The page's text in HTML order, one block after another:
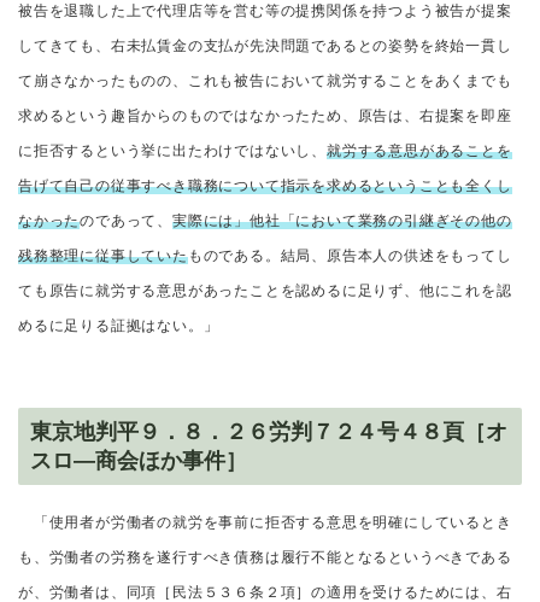
被告を退職した上で代理店等を営む等の提携関係を持つよう被告が提案
してきても、右未払賃金の支払が先決問題であるとの姿勢を終始一貫し
て崩さなかったものの、これも被告において就労することをあくまでも
求めるという趣旨からのものではなかったため、原告は、右提案を即座
に拒否するという挙に出たわけではないし、 就労する意思があることを
告げて自己の従事すべき職務について指示を求めるということも全くし
なかったのであって、実際には」他社「において業務の引継ぎその他の
残務整理に従事していたものである。結局、原告本人の供述をもってし
ても原告に就労する意思があったことを認めるに足りず、他にこれを認
めるに足りる証拠はない。」
東京地判平９．８．２６労判７２４号４８頁［オ
スロ―商会ほか事件］
「使用者が労働者の就労を事前に拒否する意思を明確にしているとき
も、労働者の労務を遂行すべき債務は履行不能となるというべきである
が、労働者は、同項［民法５３６条２項］の適用を受けるためには、右